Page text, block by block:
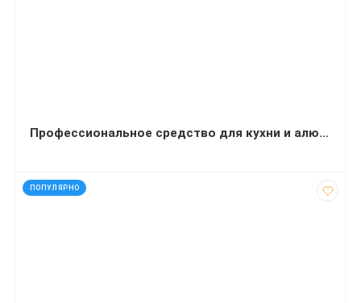
Профессиональное средство для кухни и алюминиевых поверхностей Balu Special 5 л
ПОПУЛЯРНО
код: 28302